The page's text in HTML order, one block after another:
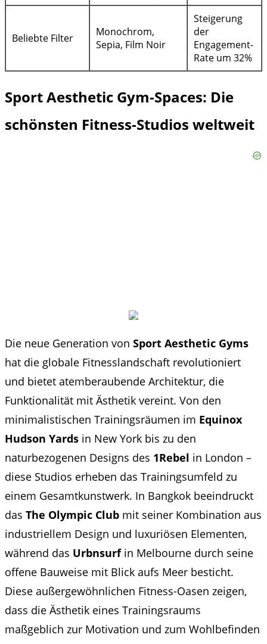
Beliebte Filter
Monochrom,
Sepia, Film Noir
Steigerung
der
Engagement-
Rate um 32%
Sport Aesthetic Gym-Spaces: Die
schönsten Fitness-Studios weltweit
Die neue Generation von Sport Aesthetic Gyms
hat die globale Fitnesslandschaft revolutioniert
und bietet atemberaubende Architektur, die
Funktionalität mit Ästhetik vereint. Von den
minimalistischen Trainingsräumen im Equinox
Hudson Yards in New York bis zu den
naturbezogenen Designs des 1Rebel in London –
diese Studios erheben das Trainingsumfeld zu
einem Gesamtkunstwerk. In Bangkok beeindruckt
das The Olympic Club mit seiner Kombination aus
industriellem Design und luxuriösen Elementen,
während das Urbnsurfin Melbourne durch seine
offene Bauweise mit Blick aufs Meer besticht.
Diese außergewöhnlichen Fitness-Oasen zeigen,
dass die Ästhetik eines Trainingsraums
maßgeblich zur Motivation und zum Wohlbefinden